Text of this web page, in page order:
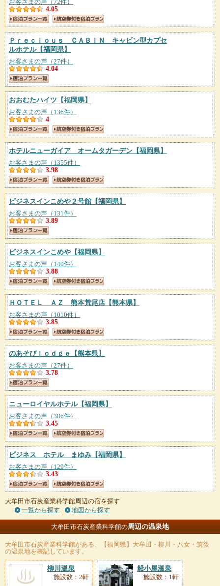
お客さまの声（72件）
4.05
Ｐｒｅｃｉｏｕｓ ＣＡＢＩＮ キャビン型カプセ
ルホテル【福岡県】
お客さまの声（27件）
4.04
おおむたハイツ 【福岡県】
お客さまの声（136件）
4
ホテルニューガイア オームタガーデン 【福岡県】
お客さまの声（1355件）
3.98
ビジネスインこめや２号館 【福岡県】
お客さまの声（131件）
3.89
ビジネスインこめや 【福岡県】
お客さまの声（140件）
3.88
ＨＯＴＥＬ ＡＺ 熊本荒尾店 【熊本県】
お客さまの声（1010件）
3.85
のあそびｌｏｄｇｅ 【熊本県】
お客さまの声（27件）
3.78
ニューロイヤルホテル【福岡県】
お客さまの声（386件）
3.45
ビジネス ホテル まゆみ 【福岡県】
お客さまの声（129件）
3.43
大牟田市石炭産業科学館周辺の宿を探す
一覧から探す
地図から探す
大牟田市石炭産業科学館の周辺の温泉地
大牟田市石炭産業科学館がある、【福岡県】大牟田・柳川・八女・筑後
の温泉地を表記しています。
柳川温泉
施設数：2軒
船小屋温泉
施設数：1軒